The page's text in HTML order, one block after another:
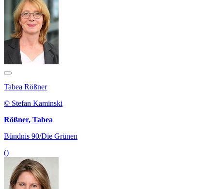
Tabea Rößner
© Stefan Kaminski
Rößner, Tabea
Bündnis 90/Die Grünen
()